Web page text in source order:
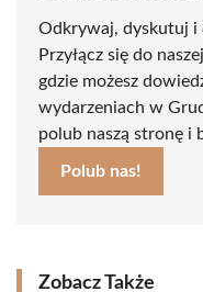
Odkrywaj, dyskutuj i
Przyłącz się do
gdzie możesz
wydarzeniach w
polub naszą stronę i
Polub nas!
Zobacz Także